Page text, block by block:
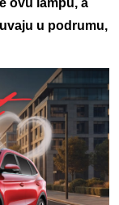
u podrumu,